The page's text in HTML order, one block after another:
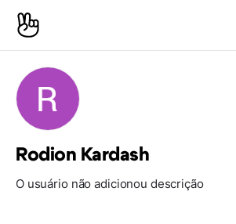
Rodion Kardash
O usuário não adicionou descrição